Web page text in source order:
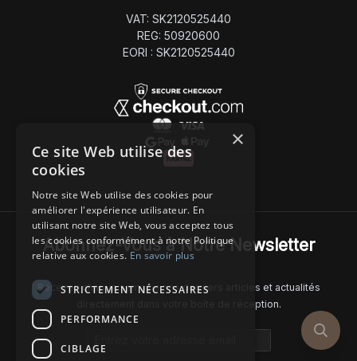
VAT: SK2120525440
REG: 50920600
EORI : SK2120525440
Abonnez-Vous à Notre Newsletter
Recevez chaque semaine nos derniers articles et actualités
directement dans votre boîte de réception.
×
Ce site Web utilise des
cookies
Notre site Web utilise des cookies pour
améliorer l'expérience utilisateur. En
utilisant notre site Web, vous acceptez tous
les cookies conformément à notre Politique
relative aux cookies.En savoir plus
STRICTEMENT NÉCESSAIRES
PERFORMANCE
CIBLAGE